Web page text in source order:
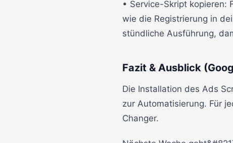
• Service-Skript kopieren:
wie die Registrierung in
stündliche Ausführung,
Fazit & Ausblick
Die Installation des Ads
zur Automatisierung. Für
Changer.